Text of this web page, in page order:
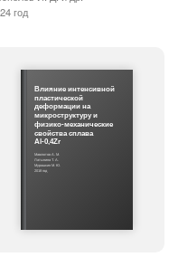
год
Влияние интенсивной
пластической
деформации на
микроструктуру и
физико-механические
свойства сплава
Al-0,4Zr
Мавлютов А. М.
Латынина Т. А.
Мурашкин М. Ю.
2018 год